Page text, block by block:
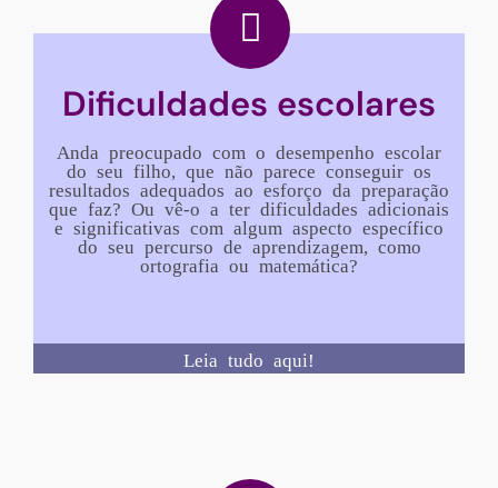
Dificuldades escolares
Anda preocupado com o desempenho escolar
do seu filho, que não parece conseguir os
resultados adequados ao esforço da preparação
que faz? Ou vê-o a ter dificuldades adicionais
e significativas com algum aspecto específico
do seu percurso de aprendizagem, como
ortografia ou matemática?
Leia tudo aqui!